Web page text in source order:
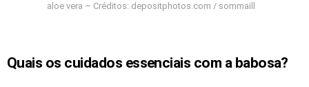
aloe vera – Créditos: depositphotos.com / sommaill
Quais os cuidados essenciais com a babosa?